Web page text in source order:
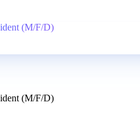
(M/F/D)
(M/F/D)